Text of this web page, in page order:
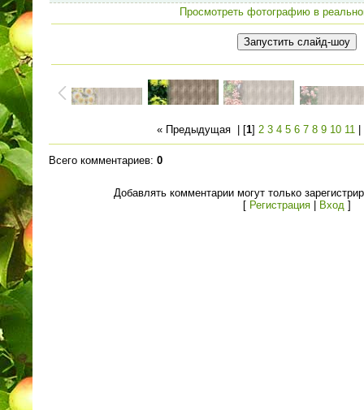
Просмотреть фотографию в
« Предыдущая | [1] 2 3 4 5 6 7 8 9 10 11
Всего комментариев: 0
Добавлять комментарии могут только
[ Регистрация| Вход ]